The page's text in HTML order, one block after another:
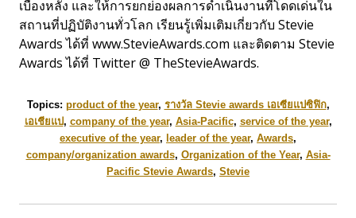
เบื้องหลัง และให้การยกย่องผลการดำเนินงานที่โดดเด่นใน
สถานที่ปฏิบัติงานทั่วโลก เรียนรู้เพิ่มเติมเกี่ยวกับ Stevie
Awards ได้ที่ www.StevieAwards.com และติดตาม Stevie
Awards ได้ที่ Twitter @ TheStevieAwards.
Topics: product of the year, รางวัล Stevie awards เอเซียแปซิฟิก,
เอเชียแป, company of the year, Asia-Pacific, service of the year,
executive of the year, leader of the year, Awards,
company/organization awards, Organization of the Year, Asia-
Pacific Stevie Awards, Stevie